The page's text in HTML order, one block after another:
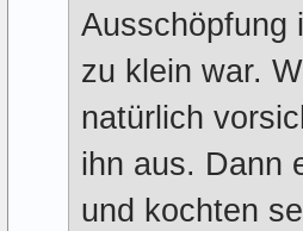
Ausschöpfung
zu klein war.
natürlich
ihn aus. Dann
und kochten